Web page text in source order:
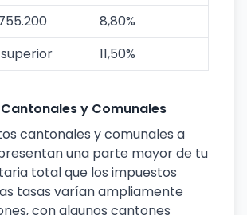
8,80%
superior
11,50%
y Comunales
cantonales y comunales a
una parte mayor de tu
total que los impuestos
tasas varían ampliamente
con algunos cantones